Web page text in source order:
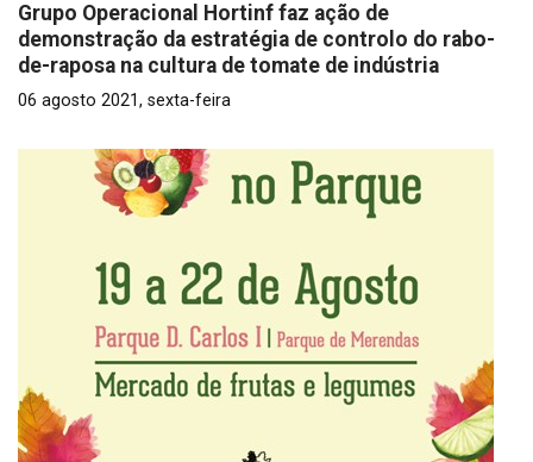
Grupo Operacional Hortinf faz ação de
demonstração da estratégia de controlo do rabo-
de-raposa na cultura de tomate de indústria
06 agosto 2021, sexta-feira